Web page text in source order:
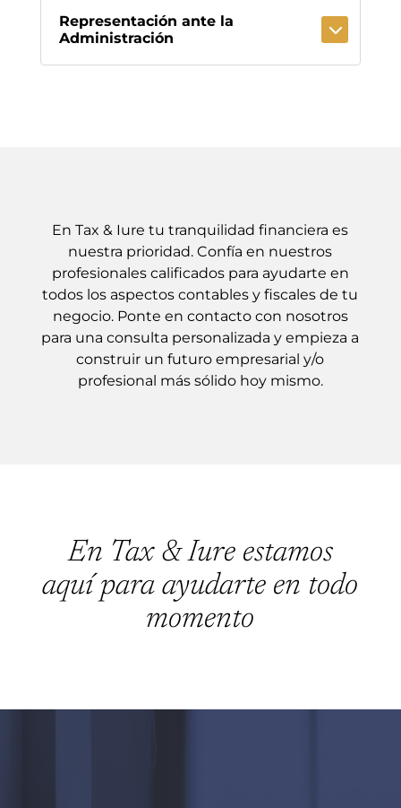
Representación ante la
Administración
En Tax & Iure tu tranquilidad financiera es
nuestra prioridad. Confía en nuestros
profesionales calificados para ayudarte en
todos los aspectos contables y fiscales de tu
negocio. Ponte en contacto con nosotros
para una consulta personalizada y empieza a
construir un futuro empresarial y/o
profesional más sólido hoy mismo.
En Tax & Iure estamos
aquí para ayudarte en todo
momento